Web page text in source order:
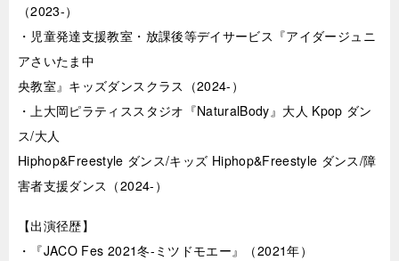
（2023-）
・児童発達支援教室・放課後等デイサービス『アイダージュニ
アさいたま中
央教室』キッズダンスクラス（2024-）
・上大岡ピラティススタジオ『NaturalBody』大人 Kpop ダン
ス/大人
Hiphop&Freestyle ダンス/キッズ Hiphop&Freestyle ダンス/障
害者支援ダンス（2024-）
【出演径歴】
・『JACO Fes 2021冬-ミツドモエー』（2021年）